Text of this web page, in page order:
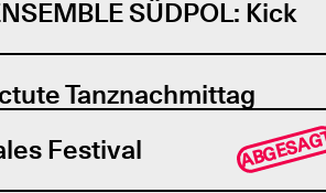
SÜDPOL: Kick
Tanznachmittag
Festival